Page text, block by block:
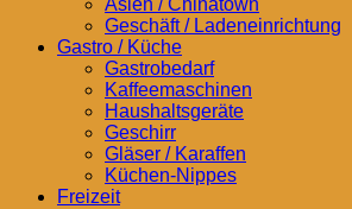
Asien / Chinatown
Geschäft / Ladeneinrichtung
Gastro / Küche
Gastrobedarf
Kaffeemaschinen
Haushaltsgeräte
Geschirr
Gläser / Karaffen
Küchen-Nippes
Freizeit